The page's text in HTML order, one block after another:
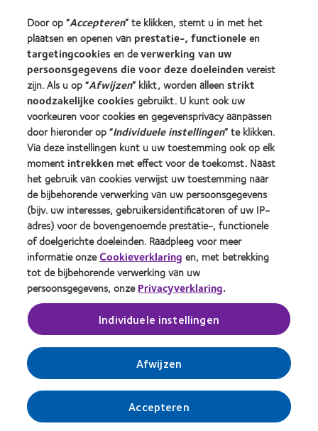
Vind uw opticien
Contactlenzen en gezichtsvermogen
Nieuwe drager
Ervaren drager
Over CooperVision
Vacatures bij CooperVision
Nieuwscentrum
Contact
Legal
Privacybeleid
Cookie beleid
Servicevoorwaarden
Toestemmingsvoorkeuren beheren
© 2026 Part ofCooperCompanies
Door op “Accepteren” te klikken, stemt u in met het
plaatsen en openen van prestatie-, functioneleen
targetingcookiesen deverwerking van uw
persoonsgegevens die voor deze doeleindenvereist
zijn. Als u op “Afwijzen” klikt, worden alleenstrikt
noodzakelijke cookiesgebruikt. U kunt ook uw
voorkeuren voor cookies en gegevensprivacy aanpassen
door hieronder op “Individuele instellingen” te klikken.
Via deze instellingen kunt u uw toestemming ook op elk
moment intrekken met effect voor de toekomst. Naast
het gebruik van cookies verwijst uw toestemming naar
de bijbehorende verwerking van uw persoonsgegevens
(bijv. uw interesses, gebruikersidentificatoren of uw IP-
adres) voor de bovengenoemde prestatie-, functionele
of doelgerichte doeleinden. Raadpleeg voor meer
informatie onzeCookieverklaring en, met betrekking
tot de bijbehorende verwerking van uw
persoonsgegevens, onzePrivacyverklaring.
Individuele instellingen
Afwijzen
Accepteren